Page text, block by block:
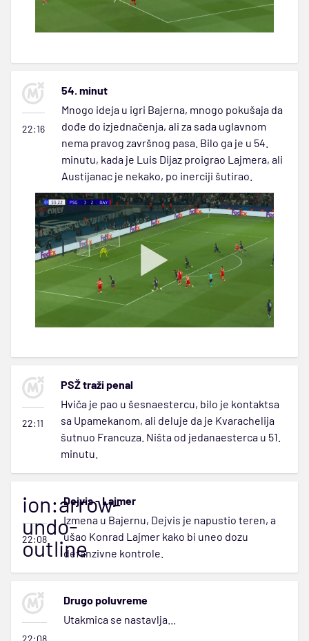
22:16
54. minut
Mnogo ideja u igri Bajerna, mnogo pokušaja da
dođe do izjednačenja, ali za sada uglavnom
nema pravog završnog pasa. Bilo ga je u 54.
minutu, kada je Luis Dijaz proigrao Lajmera, ali
Austijanac je nekako, po inerciji šutirao.
22:11
PSŽ traži penal
Hviča je pao u šesnaestercu, bilo je kontaktsa
sa Upamekanom, ali deluje da je Kvarachelija
šutnuo Francuza. Ništa od jedanaesterca u 51.
minutu.
ion:arrow-
undo-
outline
22:08
Dejvis - Lajmer
Izmena u Bajernu, Dejvis je napustio teren, a
ušao Konrad Lajmer kako bi uneo dozu
defanzivne kontrole.
22:08
Drugo poluvreme
Utakmica se nastavlja...